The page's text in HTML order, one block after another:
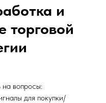
и
торговой
на вопросы:
для покупки/